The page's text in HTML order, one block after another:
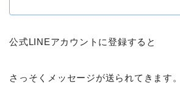
公式LINEアカウントに登録すると
さっそくメッセージが送られてきます。